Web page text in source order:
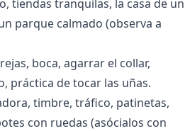
tiendas tranquilas, la casa de un
parque calmado (observa a
boca, agarrar el collar,
práctica de tocar las uñas.
timbre, tráfico, patinetas,
con ruedas (asócialos con